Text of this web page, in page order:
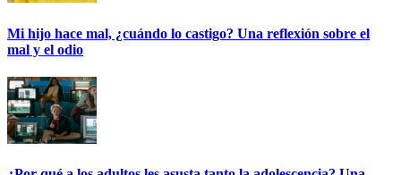
Mi hijo hace mal, ¿cuándo lo castigo? Una reflexión sobre el
mal y el odio